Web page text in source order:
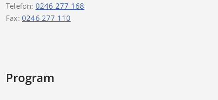
Telefon: 0246 277 168
Fax: 0246 277 110
Program